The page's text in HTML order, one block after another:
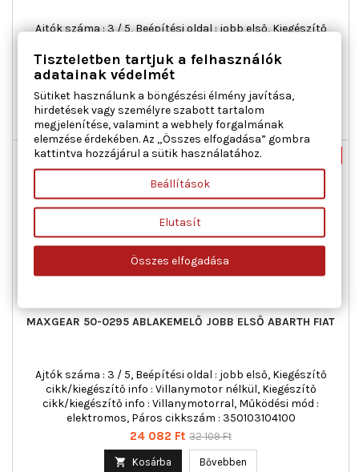
Ajtók száma : 3 / 5, Beépítési oldal : jobb első, Kiegészítő
elektromos, Páros cikkszám : 350103104100
Ár31 283 Ft
ár
 Kosárba Bővebben
Nincs-készleten
MAXGEAR 50-0295 ABLAKEMELŐ JOBB ELSŐ ABARTH FIAT
Ajtók száma : 3 / 5, Beépítési oldal : jobb első, Kiegészítő
cikk/kiegészítő info : Villanymotor nélkül, Kiegészítő
cikk/kiegészítő info : Villanymotorral, Működési mód :
elektromos, Páros cikkszám : 350103104100
Ár
24 082 Ft Normál
32 109 Ft
 Kosárba Bővebben
Tiszteletben tartjuk a felhasználók
adatainak védelmét
Sütiket használunk a böngészési élmény javítása,
hirdetések vagy személyre szabott tartalom
megjelenítése, valamint a webhely forgalmának
elemzése érdekében. Az „Összes elfogadása” gombra
kattintva hozzájárul a sütik használatához.
Beállítások
Elutasít
Összes elfogadása